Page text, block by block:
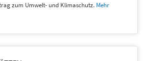
zum Umwelt- und Klimaschutz. Mehr